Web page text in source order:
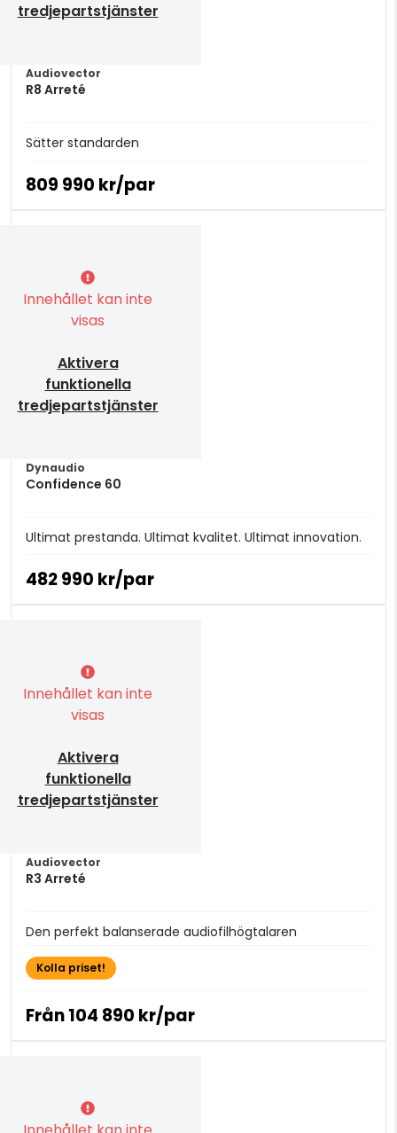
tredjepartstjänster
Audiovector
R8 Arreté
Sätter standarden
809 990 kr/par
Innehållet kan inte
visas
Aktivera
funktionella
tredjepartstjänster
Dynaudio
Confidence 60
Ultimat prestanda. Ultimat kvalitet. Ultimat innovation.
482 990 kr/par
Innehållet kan inte
visas
Aktivera
funktionella
tredjepartstjänster
Audiovector
R3 Arreté
Den perfekt balanserade audiofilhögtalaren
Kolla priset!
Från104 890 kr/par